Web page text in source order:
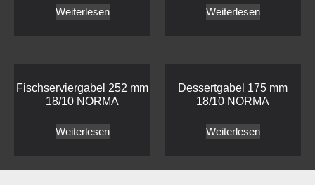
Weiterlesen Weiterlesen
Fischserviergabel 252 mm
18/10 NORMA
Weiterlesen
Dessertgabel 175 mm
18/10 NORMA
Weiterlesen